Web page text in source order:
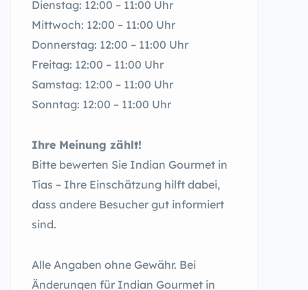
Dienstag: 12:00 – 11:00 Uhr
Mittwoch: 12:00 – 11:00 Uhr
Donnerstag: 12:00 – 11:00 Uhr
Freitag: 12:00 – 11:00 Uhr
Samstag: 12:00 – 11:00 Uhr
Sonntag: 12:00 – 11:00 Uhr
Ihre Meinung zählt!
Bitte bewerten Sie Indian Gourmet in
Tías – Ihre Einschätzung hilft dabei,
dass andere Besucher gut informiert
sind.
Alle Angaben ohne Gewähr. Bei
Änderungen für Indian Gourmet in